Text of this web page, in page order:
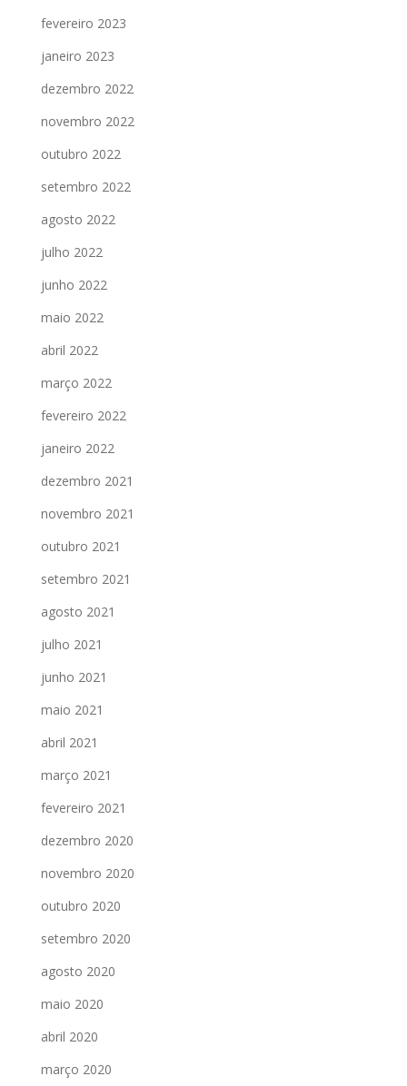
fevereiro 2023
janeiro 2023
dezembro 2022
novembro 2022
outubro 2022
setembro 2022
agosto 2022
julho 2022
junho 2022
maio 2022
abril 2022
março 2022
fevereiro 2022
janeiro 2022
dezembro 2021
novembro 2021
outubro 2021
setembro 2021
agosto 2021
julho 2021
junho 2021
maio 2021
abril 2021
março 2021
fevereiro 2021
dezembro 2020
novembro 2020
outubro 2020
setembro 2020
agosto 2020
maio 2020
abril 2020
março 2020